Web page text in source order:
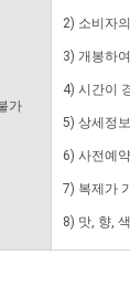
가
2) 소비자
3) 개봉하
4) 시간이
5) 상세정
6) 사전예
7) 복제가
8) 맛, 향,